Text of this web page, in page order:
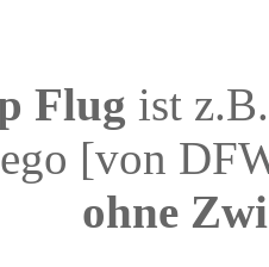
Flug ist
[von
ohne